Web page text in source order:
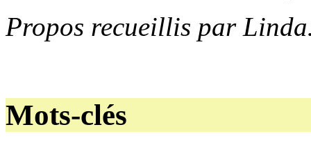
Propos recueillis par
Mots-clés